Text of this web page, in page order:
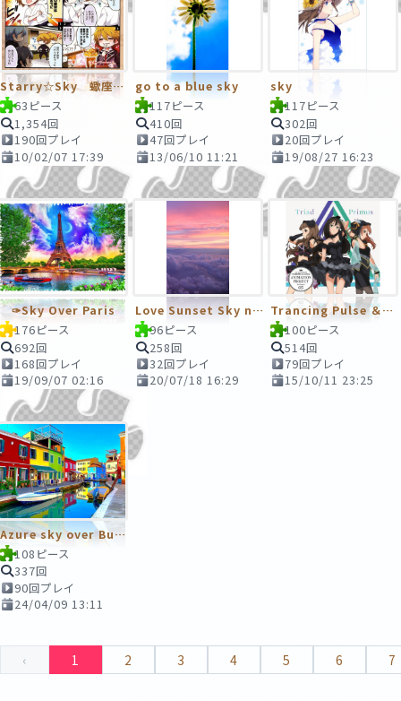
Starry☆Sky 蠍座の秘密
63ピース
1,354回
190回プレイ
10/02/07 17:39
go to a blue sky
117ピース
410回
47回プレイ
13/06/10 11:21
sky
117ピース
302回
20回プレイ
19/08/27 16:23
✑Sky Over Paris
176ピース
692回
168回プレイ
19/09/07 02:16
Love Sunset Sky no.6
96ピース
258回
32回プレイ
20/07/18 16:29
Trancing Pulse ＆Nebula Sky
100ピース
514回
79回プレイ
15/10/11 23:25
Azure sky over Burano
108ピース
337回
90回プレイ
24/04/09 13:11
‹ 1 2 3 4 5 6 7